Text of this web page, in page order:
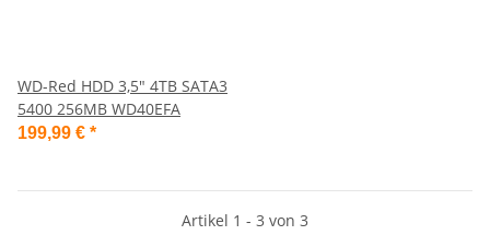
WD-Red HDD 3,5" 4TB SATA3
5400 256MB WD40EFA
199,99 € *
Artikel 1 - 3 von 3